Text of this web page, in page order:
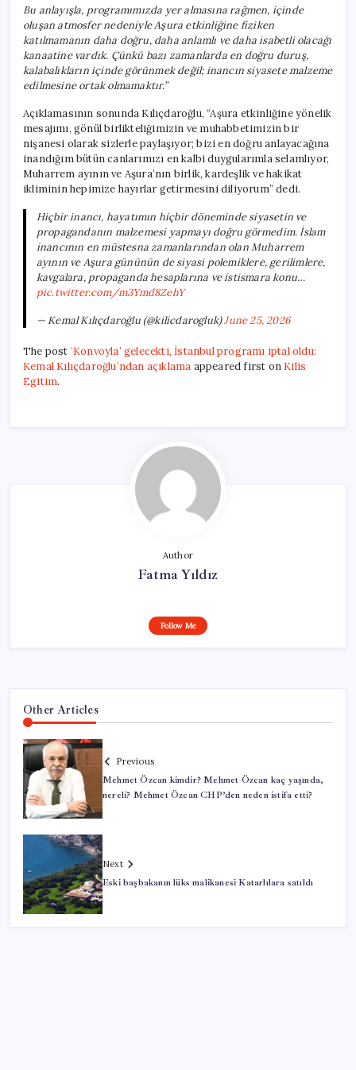
Bu anlayışla, programımızda yer almasına rağmen, içinde
oluşan atmosfer nedeniyle Aşura etkinliğine fiziken
katılmamanın daha doğru, daha anlamlı ve daha isabetli olacağı
kanaatine vardık. Çünkü bazı zamanlarda en doğru duruş,
kalabalıkların içinde görünmek değil; inancın siyasete malzeme
edilmesine ortak olmamaktır.”
Açıklamasının sonunda Kılıçdaroğlu, “Aşura etkinliğine yönelik
mesajımı, gönül birlikteliğimizin ve muhabbetimizin bir
nişanesi olarak sizlerle paylaşıyor; bizi en doğru anlayacağına
inandığım bütün canlarımızı en kalbi duygularımla selamlıyor,
Muharrem ayının ve Aşura’nın birlik, kardeşlik ve hakikat
ikliminin hepimize hayırlar getirmesini diliyorum” dedi.
Hiçbir inancı, hayatımın hiçbir döneminde siyasetin ve
propagandanın malzemesi yapmayı doğru görmedim. İslam
inancının en müstesna zamanlarından olan Muharrem
ayının ve Aşura gününün de siyasi polemiklere, gerilimlere,
kavgalara, propaganda hesaplarına ve istismara konu…
pic.twitter.com/m3Ymd8ZehY
— Kemal Kılıçdaroğlu (@kilicdarogluk)June 25, 2026
The post ‘Konvoyla’ gelecekti, İstanbul programı iptal oldu:
Kemal Kılıçdaroğlu’ndan açıklama appeared first on Kilis
Egitim.
Author
Fatma Yıldız
Follow Me
Other Articles
Previous
Mehmet Özcan kimdir? Mehmet Özcan kaç yaşında,
nereli? Mehmet Özcan CHP’den neden istifa etti?
Next
Eski başbakanın lüks malikanesi Katarlılara satıldı